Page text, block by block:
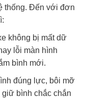
thống. Đến với đơn
không bị mất dữ
lỗi màn hình
bình mới.
đúng lực, bôi mỡ
giữ bình chắc chắn